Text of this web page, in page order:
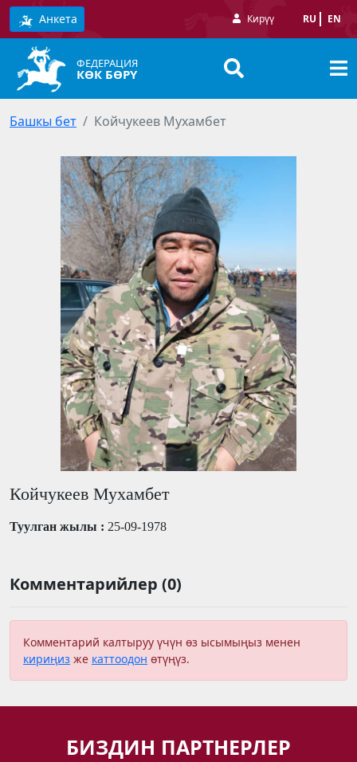
Анкета Кирүү RU EN
ФЕДЕРАЦИЯ
КӨК БӨРҮ
Башкы бет Койчукеев Мухамбет
Койчукеев Мухамбет
Туулган жылы : 25-09-1978
Комментарийлер (0)
Комментарий калтыруу үчүн өз ысымыңыз менен
кириңиз же каттоодон өтүңүз.
БИЗДИН ПАРТНЕРЛЕР